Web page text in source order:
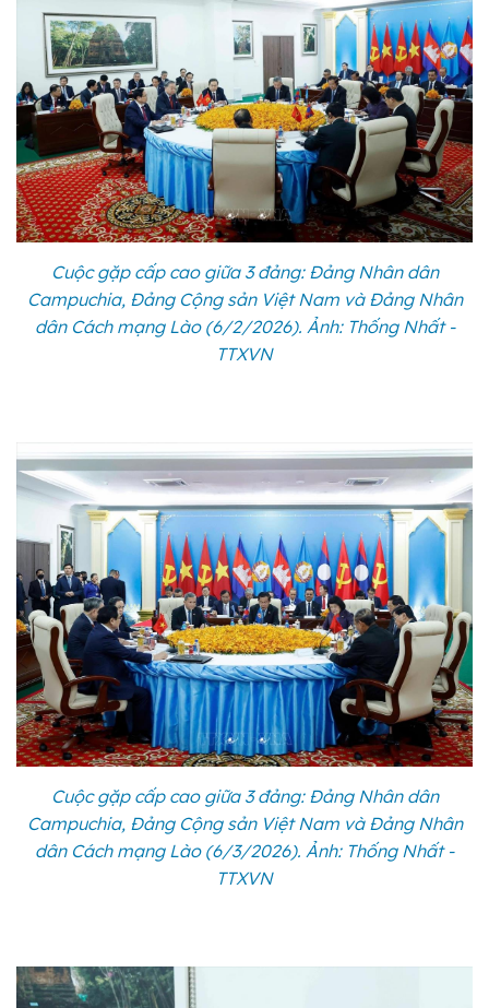
Cuộc gặp cấp cao giữa 3 đảng: Đảng Nhân dân
Campuchia, Đảng Cộng sản Việt Nam và Đảng Nhân
dân Cách mạng Lào (6/2/2026). Ảnh: Thống Nhất -
TTXVN
Cuộc gặp cấp cao giữa 3 đảng: Đảng Nhân dân
Campuchia, Đảng Cộng sản Việt Nam và Đảng Nhân
dân Cách mạng Lào (6/3/2026). Ảnh: Thống Nhất -
TTXVN